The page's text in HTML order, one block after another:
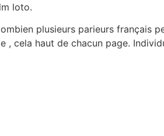
loto.
plusieurs parieurs français
, cela haut de chacun page.